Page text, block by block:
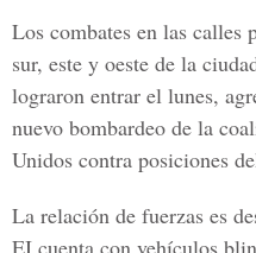
Los combates en las calles
sur, este y oeste de la
lograron entrar el lunes,
nuevo bombardeo de la
Unidos contra posiciones
La relación de fuerzas es
EI cuenta con vehículos